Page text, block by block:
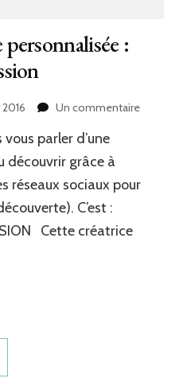
:
Un commentairesur
vous parler d’une
découvrir grâce à
réseaux sociaux pour
C’est :
Cette créatrice